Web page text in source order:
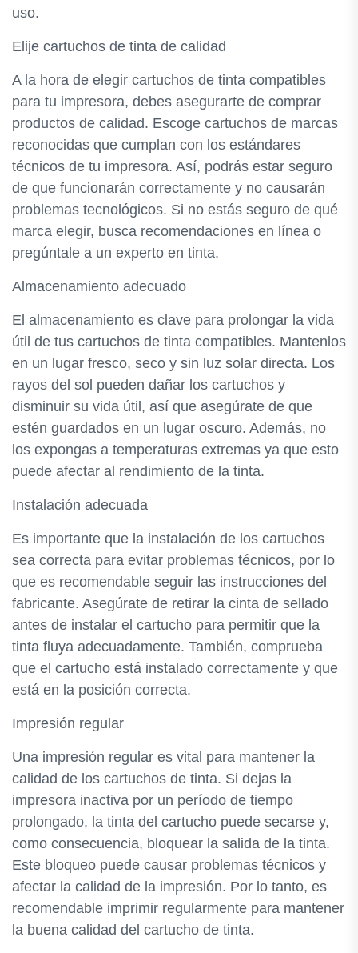
uso.
Elije cartuchos de tinta de calidad
A la hora de elegir cartuchos de tinta compatibles
para tu impresora, debes asegurarte de comprar
productos de calidad. Escoge cartuchos de marcas
reconocidas que cumplan con los estándares
técnicos de tu impresora. Así, podrás estar seguro
de que funcionarán correctamente y no causarán
problemas tecnológicos. Si no estás seguro de qué
marca elegir, busca recomendaciones en línea o
pregúntale a un experto en tinta.
Almacenamiento adecuado
El almacenamiento es clave para prolongar la vida
útil de tus cartuchos de tinta compatibles. Mantenlos
en un lugar fresco, seco y sin luz solar directa. Los
rayos del sol pueden dañar los cartuchos y
disminuir su vida útil, así que asegúrate de que
estén guardados en un lugar oscuro. Además, no
los expongas a temperaturas extremas ya que esto
puede afectar al rendimiento de la tinta.
Instalación adecuada
Es importante que la instalación de los cartuchos
sea correcta para evitar problemas técnicos, por lo
que es recomendable seguir las instrucciones del
fabricante. Asegúrate de retirar la cinta de sellado
antes de instalar el cartucho para permitir que la
tinta fluya adecuadamente. También, comprueba
que el cartucho está instalado correctamente y que
está en la posición correcta.
Impresión regular
Una impresión regular es vital para mantener la
calidad de los cartuchos de tinta. Si dejas la
impresora inactiva por un período de tiempo
prolongado, la tinta del cartucho puede secarse y,
como consecuencia, bloquear la salida de la tinta.
Este bloqueo puede causar problemas técnicos y
afectar la calidad de la impresión. Por lo tanto, es
recomendable imprimir regularmente para mantener
la buena calidad del cartucho de tinta.